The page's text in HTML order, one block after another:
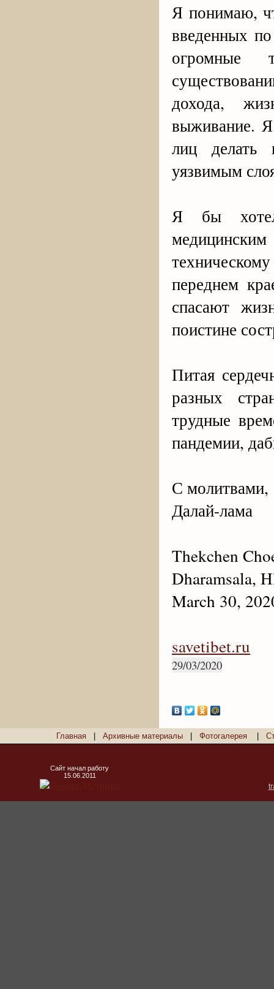
Я понимаю,
введенных
огромные
дохода,
выживание.
лиц делать
уязвимым
Я бы хотел
переднем
спасают
поистине
Питая
разных
трудные
пандемии,
С молитвами,
Далай-лама
Thekchen
Dharamsala,
March 30,
savetibet.ru
29/03/2020
Главная Архивные материалы Фотогалерея
Сайт начал работу
15.06.2011